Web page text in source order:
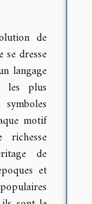
de
se dresse
langage
les plus
motif
de
et